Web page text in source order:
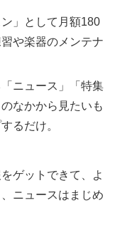
」として月額180
や楽器のメンテナ
ニュース」「特集
なかから見たいも
るだけ。
ゲットできて、よ
ニュースはまじめ